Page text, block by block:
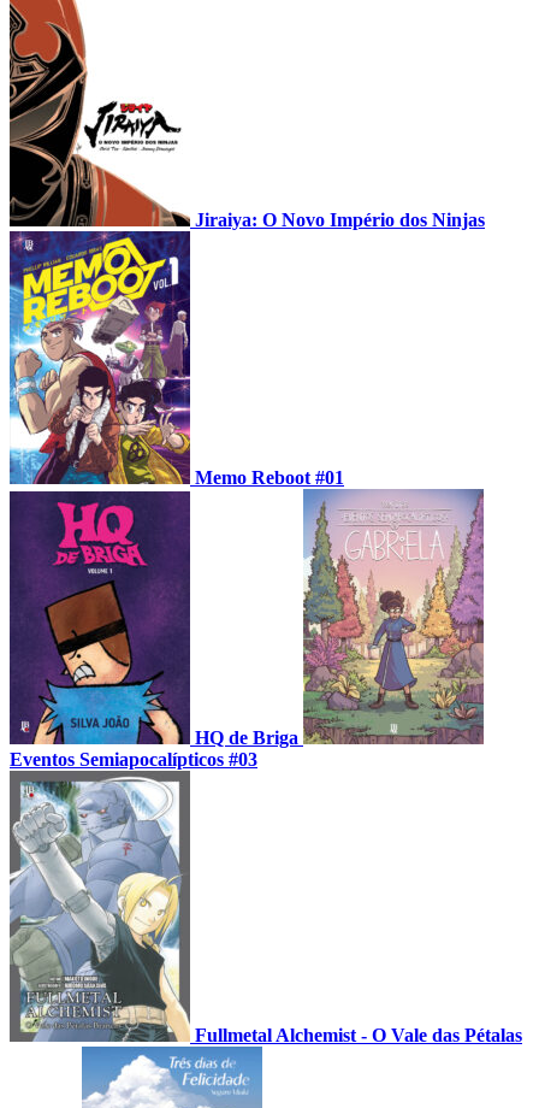
Jiraiya: O Novo Império dos Ninjas
Memo Reboot #01
HQ de Briga
Eventos Semiapocalípticos #03
Fullmetal Alchemist - O Vale das Pétalas